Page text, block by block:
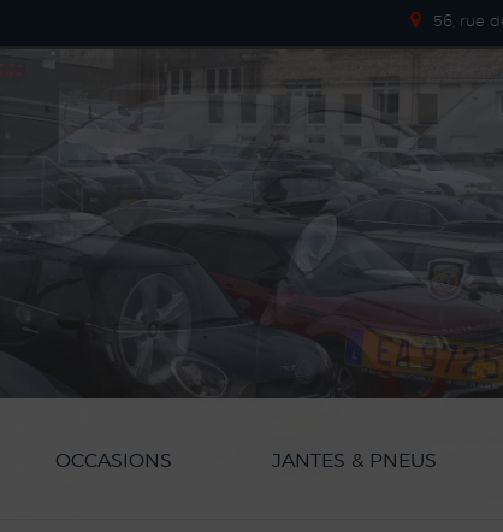
56, rue
OCCASIONS JANTES & PNEUS